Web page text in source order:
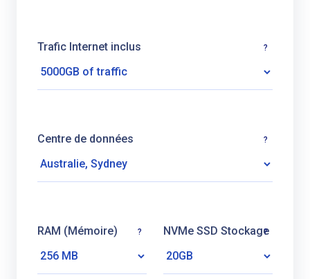
Trafic Internet inclus ?
Centre de données ?
RAM (Mémoire) ? NVMe SSD Stockage
?